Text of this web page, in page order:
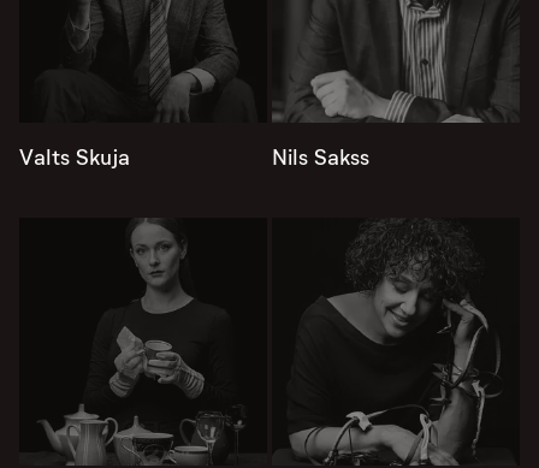
Valts Skuja Nils Sakss